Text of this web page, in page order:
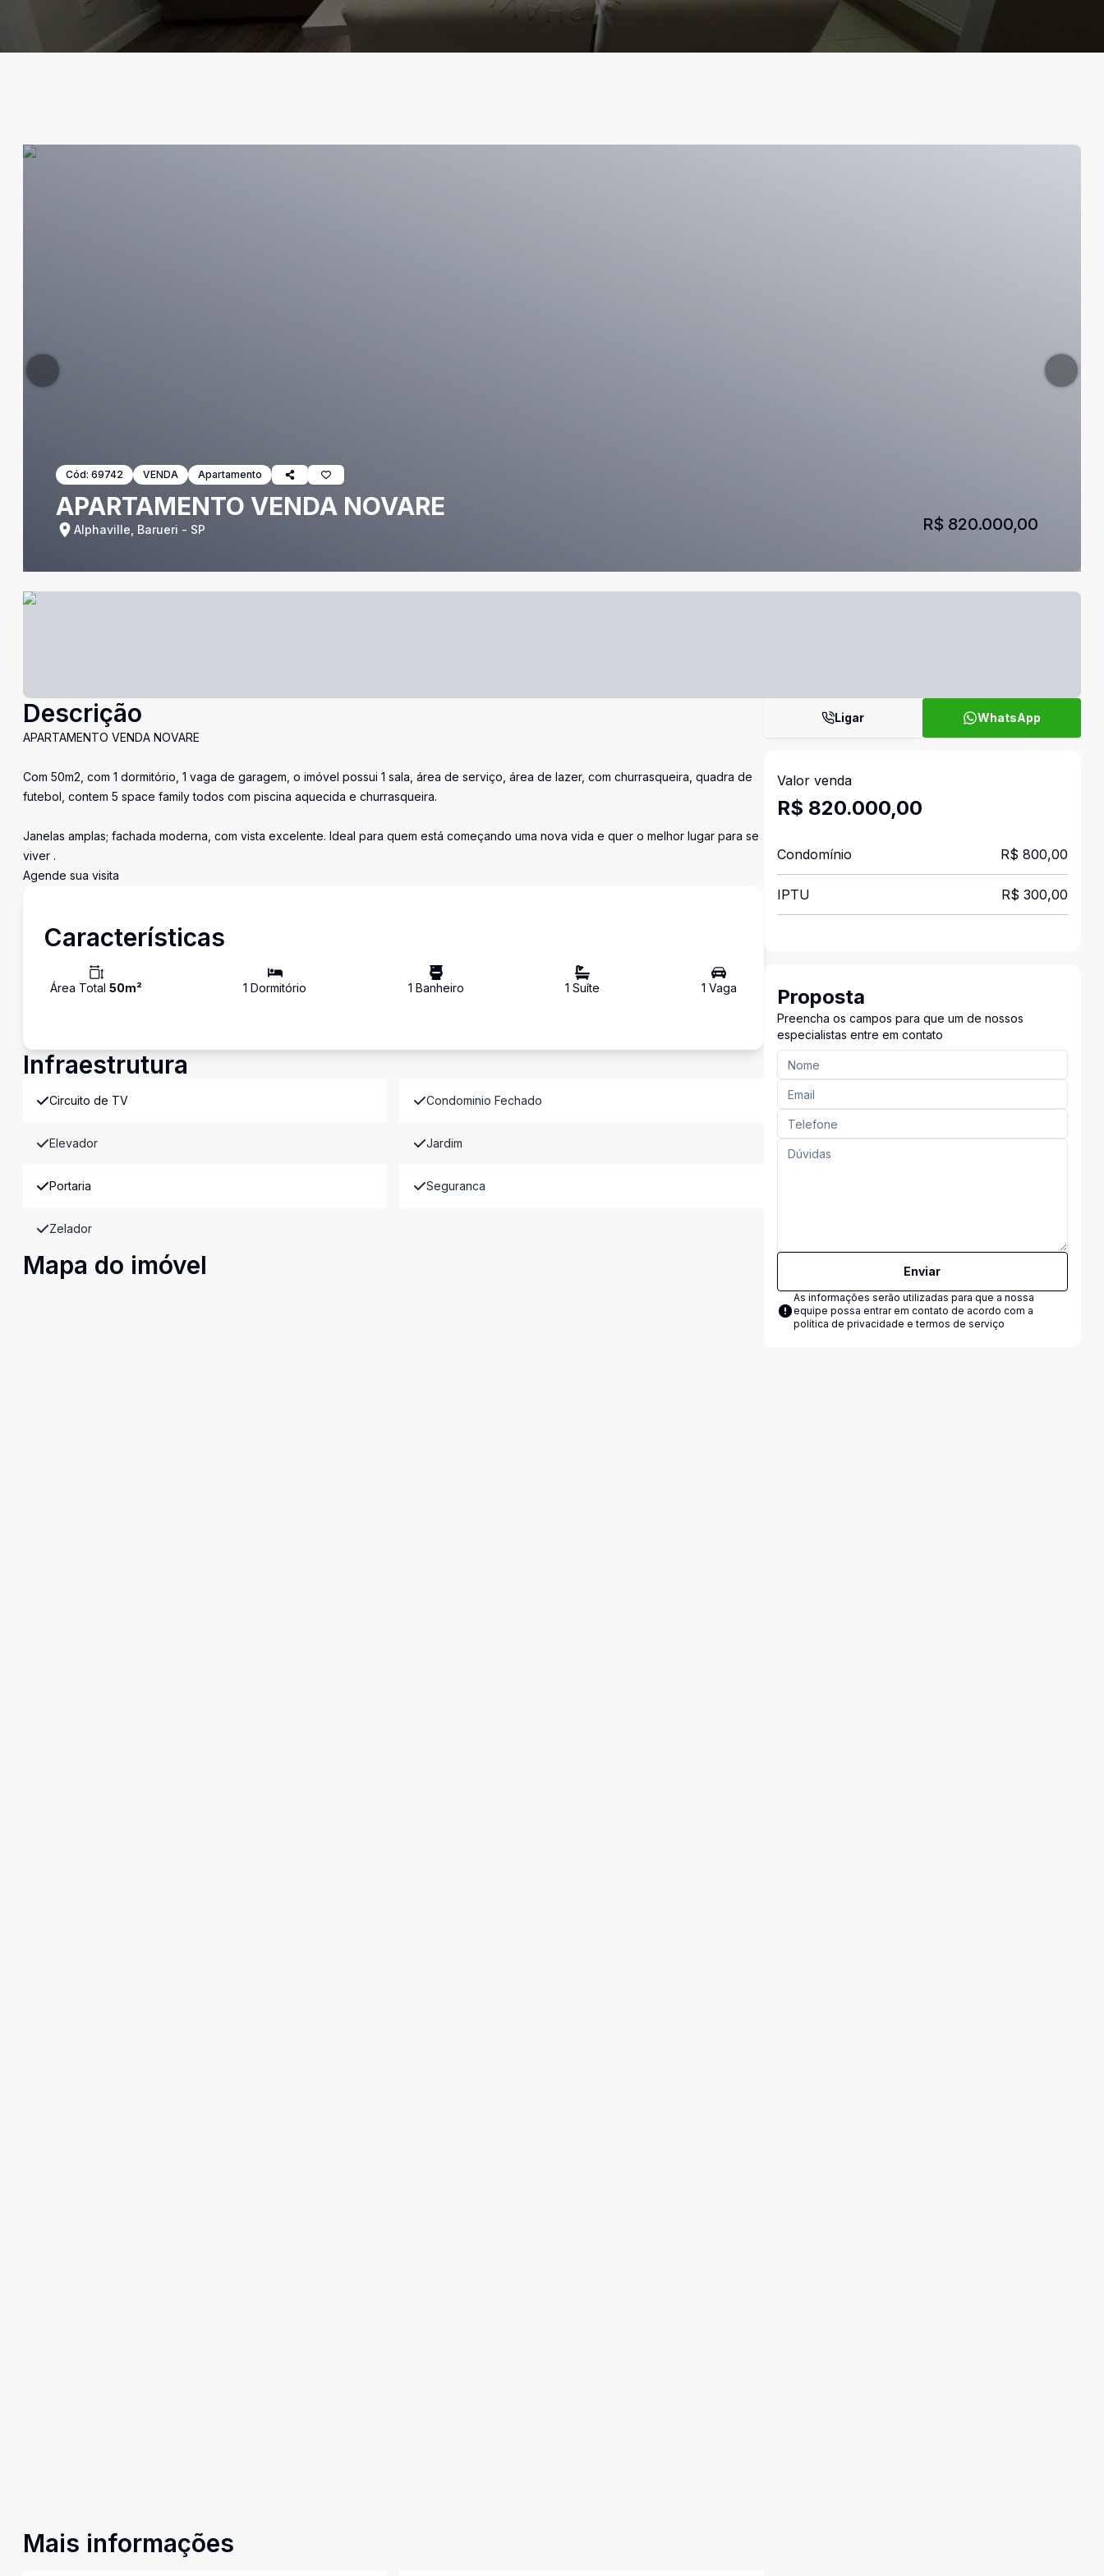
Cód: 69742 VENDA Apartamento
APARTAMENTO VENDA NOVARE
Alphaville, Barueri - SP R$ 820.000,00
Descrição
APARTAMENTO VENDA NOVARE
Com 50m2, com 1 dormitório, 1 vaga de garagem, o imóvel possui 1 sala, área de serviço, área de lazer, com churrasqueira, quadra de
futebol, contem 5 space family todos com piscina aquecida e churrasqueira.
Janelas amplas; fachada moderna, com vista excelente. Ideal para quem está começando uma nova vida e quer o melhor lugar para se
viver .
Agende sua visita
Características
Área Total 50m² 1 Dormitório 1 Banheiro 1 Suíte 1 Vaga
Infraestrutura
Circuito de TV Condominio Fechado
Elevador Jardim
Portaria Seguranca
Zelador
Mapa do imóvel
Mais informações
Ligar WhatsApp
Valor venda
R$ 820.000,00
Condomínio R$ 800,00
IPTU R$ 300,00
Proposta
Preencha os campos para que um de nossos
especialistas entre em contato
Enviar
As informações serão utilizadas para que a nossa
equipe possa entrar em contato de acordo com a
política de privacidade e termos de serviço